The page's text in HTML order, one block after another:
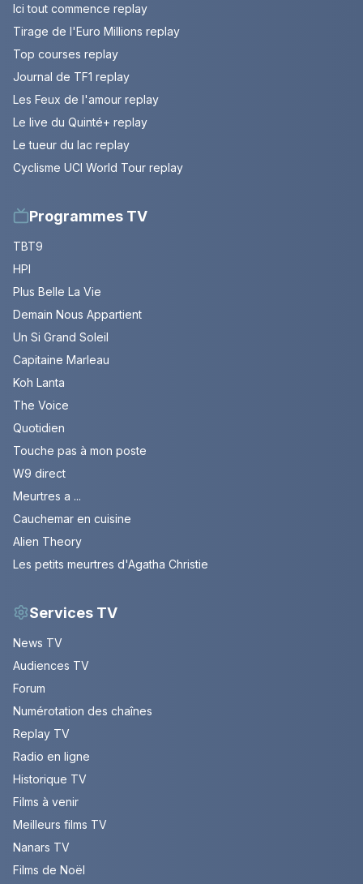
Ici tout commence replay
Tirage de l'Euro Millions replay
Top courses replay
Journal de TF1 replay
Les Feux de l'amour replay
Le live du Quinté+ replay
Le tueur du lac replay
Cyclisme UCI World Tour replay
Programmes TV
TBT9
HPI
Plus Belle La Vie
Demain Nous Appartient
Un Si Grand Soleil
Capitaine Marleau
Koh Lanta
The Voice
Quotidien
Touche pas à mon poste
W9 direct
Meurtres a ...
Cauchemar en cuisine
Alien Theory
Les petits meurtres d'Agatha Christie
Services TV
News TV
Audiences TV
Forum
Numérotation des chaînes
Replay TV
Radio en ligne
Historique TV
Films à venir
Meilleurs films TV
Nanars TV
Films de Noël